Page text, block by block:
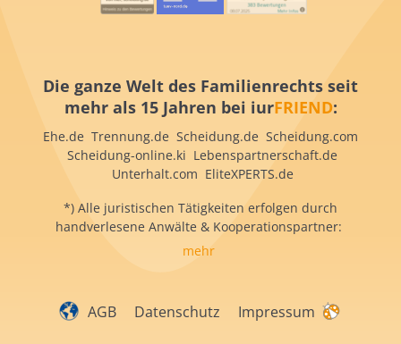
Die ganze Welt des Familienrechts seit
mehr als 15 Jahren bei iurFRIEND:
Ehe.de Trennung.de Scheidung.de Scheidung.com
Scheidung-online.ki Lebenspartnerschaft.de
Unterhalt.com EliteXPERTS.de
*) Alle juristischen Tätigkeiten erfolgen durch
handverlesene Anwälte & Kooperationspartner:
mehr
AGB Datenschutz Impressum